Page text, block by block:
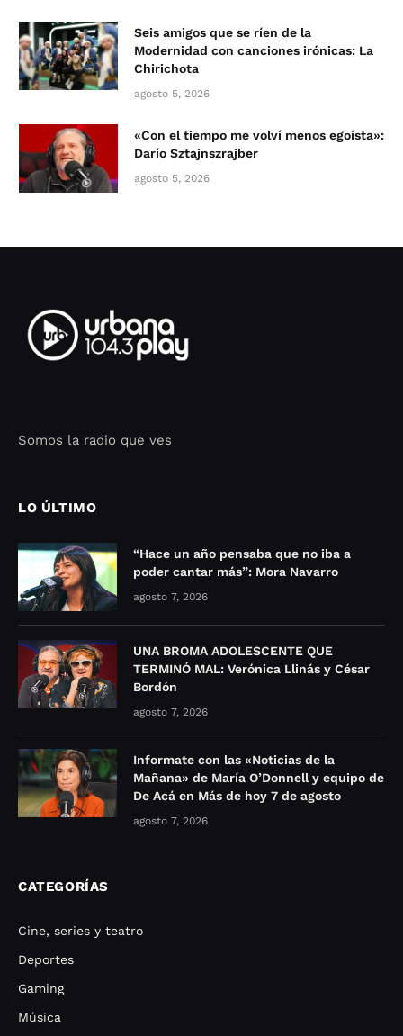
Seis amigos que se ríen de la
Modernidad con canciones irónicas: La
Chirichota
agosto 5, 2026
«Con el tiempo me volví menos egoísta»:
Darío Sztajnszrajber
agosto 5, 2026
Somos la radio que ves
LO ÚLTIMO
“Hace un año pensaba que no iba a
poder cantar más”: Mora Navarro
agosto 7, 2026
UNA BROMA ADOLESCENTE QUE
TERMINÓ MAL: Verónica Llinás y César
Bordón
agosto 7, 2026
Informate con las «Noticias de la
Mañana» de María O’Donnell y equipo de
De Acá en Más de hoy 7 de agosto
agosto 7, 2026
CATEGORÍAS
Cine, series y teatro
Deportes
Gaming
Música